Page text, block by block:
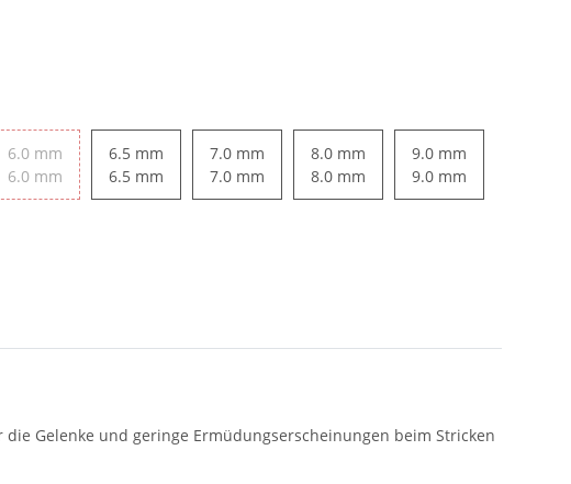
6.0 mm
6.0 mm
6.5 mm
6.5 mm
7.0 mm
7.0 mm
8.0 mm
8.0 mm
9.0 mm
9.0 mm
Gelenke und geringe Ermüdungserscheinungen beim Stricken